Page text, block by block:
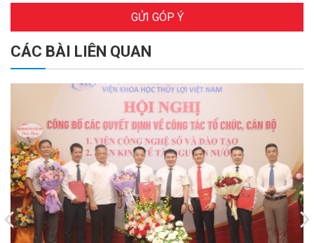
GỬI GÓP Ý
CÁC BÀI LIÊN QUAN